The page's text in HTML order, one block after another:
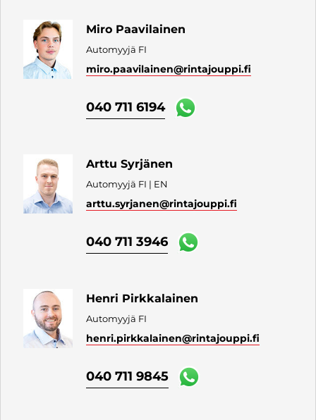
Miro Paavilainen
Automyyjä FI
miro.paavilainen@rintajouppi.fi
040 711 6194
Arttu Syrjänen
Automyyjä FI | EN
arttu.syrjanen@rintajouppi.fi
040 711 3946
Henri Pirkkalainen
Automyyjä FI
henri.pirkkalainen@rintajouppi.fi
040 711 9845